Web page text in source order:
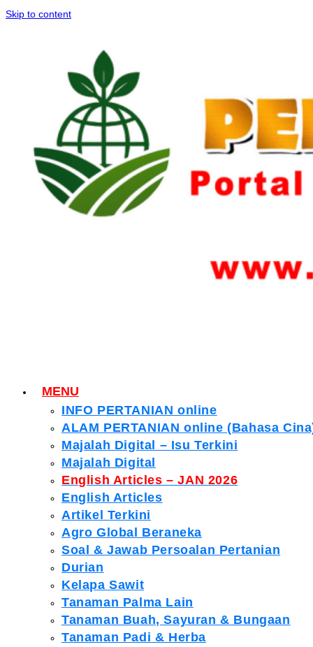
Skip to content
MENU
INFO PERTANIAN online
ALAM PERTANIAN online (Bahasa
Majalah Digital – Isu Terkini
Majalah Digital
English Articles – JAN 2026
English Articles
Artikel Terkini
Agro Global Beraneka
Soal & Jawab Persoalan Pertanian
Durian
Kelapa Sawit
Tanaman Palma Lain
Tanaman Buah, Sayuran & Bungaan
Tanaman Padi & Herba